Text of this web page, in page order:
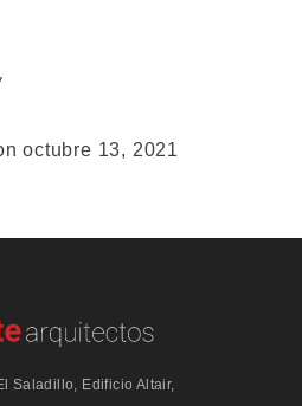
octubre 13, 2021
Saladillo, Edificio Altair,